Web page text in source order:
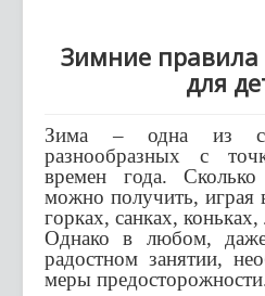
Зимние правила
для
Зима – одна из
разнообразных с
времен года.
можно получить, играя
горках, санках,
Однако в любом,
радостном занятии,
меры